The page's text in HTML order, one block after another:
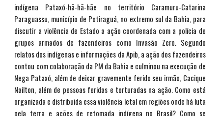
indígena Pataxó-hã-hã-hãe no território Caramuru-Catarina
Paraguassu, município de Potiraguá, no extremo sul da Bahia, para
discutir a violência de Estado a ação coordenada com a polícia de
grupos armados de fazendeiros como Invasão Zero. Segundo
relatos dos indígenas e informações da Apib, a ação dos fazendeiros
contou com colaboração da PM da Bahia e culminou na execução de
Nega Pataxó, além de deixar gravemente ferido seu irmão, Cacique
Nailton, além de pessoas feridas e torturadas na ação. Como está
organizada e distribuída essa violência letal em regiões onde há luta
pela terra e ações de retomada indígena no Brasil? Como se